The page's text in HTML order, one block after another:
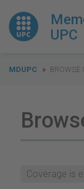
UPC
You
MDUPC BROWSE
Coverage is